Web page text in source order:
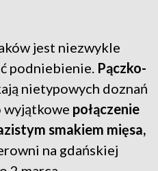
jest niezwykle
podniebienie. Pączko-
nietypowych doznań
wyjątkowe połączenie
smakiem mięsa,
na gdańskiej